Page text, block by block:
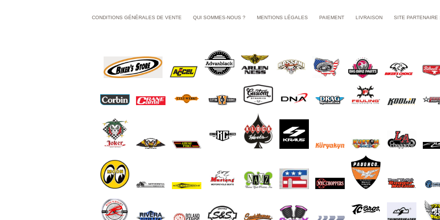
CONDITIONS GÉNÉRALES DE VENTE QUI SOMMES-NOUS ? MENTIONS LÉGALES PAIEMENT LIVRAISON SITE PARTENAIRE